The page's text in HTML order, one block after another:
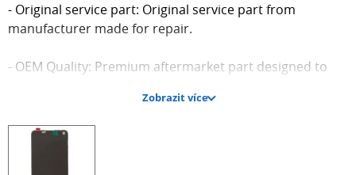
- Original service part: Original service part from
manufacturer made for repair.
- OEM Quality: Premium aftermarket part designed to
- Refurbished Quality: Original recycled part with (small)
Zobrazit více